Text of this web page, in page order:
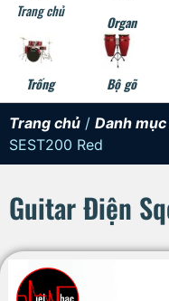
Trang chủ
Organ
Trống Bộ gõ
Trang chủ / Danh
SEST200 Red
Guitar Điện